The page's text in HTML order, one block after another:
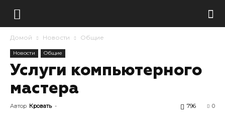
Домой Новости Общие
Новости Общие
Услуги компьютерного
мастера
Автор Кровать - 0
796